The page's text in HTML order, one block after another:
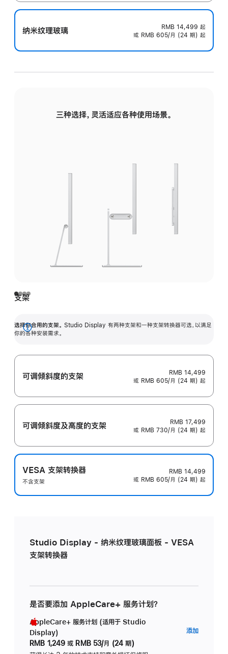
纳米纹理玻璃 RMB 14,499 起
或 RMB 605/月 (24 期) 起
三种选择，灵活适应各种使用场景。
支架
选择你合用的支架。 Studio Display 有两种支架和一种支架转换器可选，以满足
你的各种安装需求。
展
可调倾斜度的支架
RMB 14,499
或 RMB 605/月 (24 期) 起
可调倾斜度及高‍度的支‍架
RMB 17,499
或 RMB 730/月 (24 期) 起
VESA 支架转换器
不含支架
RMB 14,499
或 RMB 605/月 (24 期) 起
Studio Display - 纳米纹理玻璃面板 - VESA
支架转换器
是否要添加 AppleCare+ 服务计划？
AppleCare+ 服务计划 (适用于 Studio
Display)
RMB 1,249 或 RMB 53/月 (24 期)
添加